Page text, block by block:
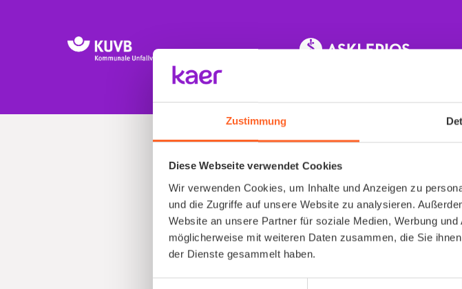
Zustimmung
Diese Webseite verwendet Cookies
Wir verwenden Cookies, um Inhalte und Anzeigen zu
und die Zugriffe auf unsere Website zu analysieren.
Website an unsere Partner für soziale Medien, Werbung
möglicherweise mit weiteren Daten zusammen, die Sie
der Dienste gesammelt haben.
endlich